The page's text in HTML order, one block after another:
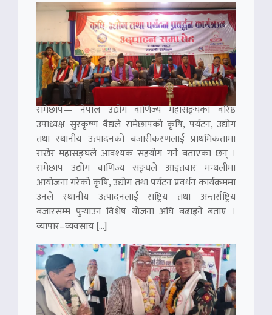
रामेछाप— नेपाल उद्योग वाणिज्य महासङ्घका वरिष्ठ
उपाध्यक्ष सुरकृष्ण वैद्यले रामेछापको कृषि, पर्यटन, उद्योग
तथा स्थानीय उत्पादनको बजारीकरणलाई प्राथमिकतामा
राखेर महासङ्घले आवश्यक सहयोग गर्ने बताएका छन् ।
रामेछाप उद्योग वाणिज्य सङ्घले आइतवार मन्थलीमा
आयोजना गरेको कृषि, उद्योग तथा पर्यटन प्रवर्धन कार्यक्रममा
उनले स्थानीय उत्पादनलाई राष्ट्रिय तथा अन्तर्राष्ट्रिय
बजारसम्म पुर्‍याउन विशेष योजना अघि बढाइने बताए ।
व्यापार–व्यवसाय […]